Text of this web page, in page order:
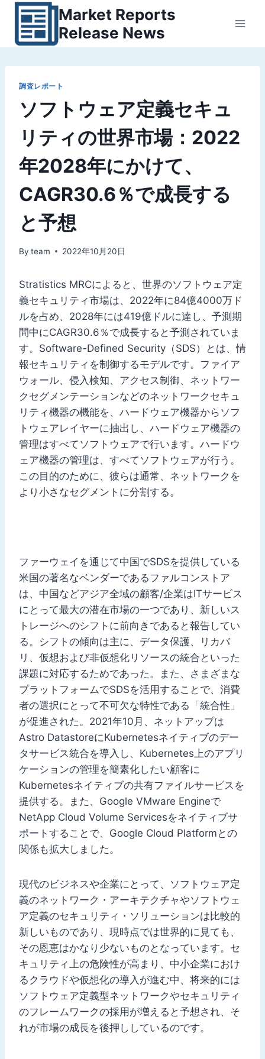
Market Reports
Release News
調査レポート
ソフトウェア定義セキュ
リティの世界市場：2022
年2028年にかけて、
CAGR30.6％で成長する
と予想
By team 2022年10月20日
Stratistics MRCによると、世界のソフトウェア定
義セキュリティ市場は、2022年に84億4000万ド
ルを占め、2028年には419億ドルに達し、予測期
間中にCAGR30.6％で成長すると予測されていま
す。Software-Defined Security（SDS）とは、情
報セキュリティを制御するモデルです。ファイア
ウォール、侵入検知、アクセス制御、ネットワー
クセグメンテーションなどのネットワークセキュ
リティ機器の機能を、ハードウェア機器からソフ
トウェアレイヤーに抽出し、ハードウェア機器の
管理はすべてソフトウェアで行います。ハードウ
ェア機器の管理は、すべてソフトウェアが行う。
この目的のために、彼らは通常、ネットワークを
より小さなセグメントに分割する。
ファーウェイを通じて中国でSDSを提供している
米国の著名なベンダーであるファルコンストア
は、中国などアジア全域の顧客/企業はITサービス
にとって最大の潜在市場の一つであり、新しいス
トレージへのシフトに前向きであると報告してい
る。シフトの傾向は主に、データ保護、リカバ
リ、仮想および非仮想化リソースの統合といった
課題に対応するためであった。また、さまざまな
プラットフォームでSDSを活用することで、消費
者の選択にとって不可欠な特性である「統合性」
が促進された。2021年10月、ネットアップは
Astro DatastoreにKubernetesネイティブのデー
タサービス統合を導入し、Kubernetes上のアプリ
ケーションの管理を簡素化したい顧客に
Kubernetesネイティブの共有ファイルサービスを
提供する。また、Google VMware Engineで
NetApp Cloud Volume Servicesをネイティブサ
ポートすることで、Google Cloud Platformとの
関係も拡大しました。
現代のビジネスや企業にとって、ソフトウェア定
義のネットワーク・アーキテクチャやソフトウェ
ア定義のセキュリティ・ソリューションは比較的
新しいものであり、現時点では世界的に見ても、
その恩恵はかなり少ないものとなっています。セ
キュリティ上の危険性が高まり、中小企業におけ
るクラウドや仮想化の導入が進む中、将来的には
ソフトウェア定義型ネットワークやセキュリティ
のフレームワークの採用が増えると予想され、そ
れが市場の成長を後押ししているのです。